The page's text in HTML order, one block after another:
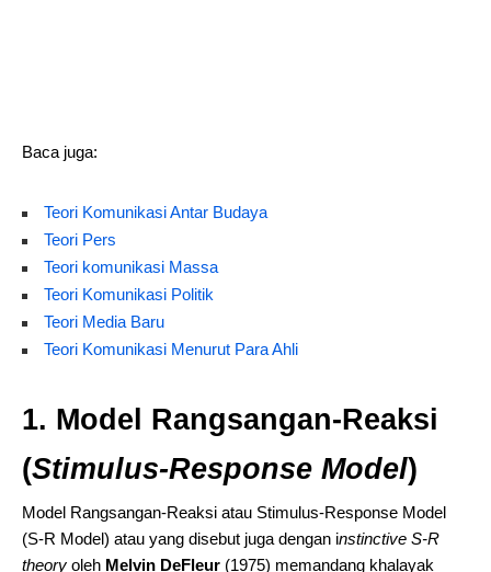
Baca juga:
Teori Komunikasi Antar Budaya
Teori Pers
Teori komunikasi Massa
Teori Komunikasi Politik
Teori Media Baru
Teori Komunikasi Menurut Para Ahli
1. Model Rangsangan-Reaksi
(Stimulus-Response Model)
Model Rangsangan-Reaksi atau Stimulus-Response Model
(S-R Model) atau yang disebut juga dengan instinctive S-R
theory oleh Melvin DeFleur (1975) memandang khalayak